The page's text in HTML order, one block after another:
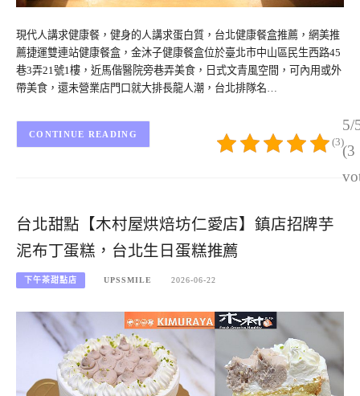
現代人講求健康餐，健身的人講求蛋白質，台北健康餐盒推薦，網美推
薦捷運雙連站健康餐盒，金沐子健康餐盒位於臺北市中山區民生西路45
巷3弄21號1樓，近馬偕醫院旁巷弄美食，日式文青風空間，可內用或外
帶美食，還未營業店門口就大排長龍人潮，台北排隊名…
5/
(3
(3)
CONTINUE READING
台北甜點【木村屋烘焙坊仁愛店】鎮店招牌芋
泥布丁蛋糕，台北生日蛋糕推薦
下午茶甜點店 UPSSMILE 2026-06-22